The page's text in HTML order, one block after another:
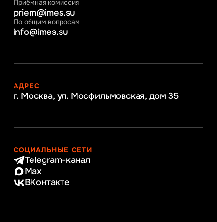
Приёмная комиссия
priem@imes.su
По общим вопросам
info@imes.su
АДРЕС
г. Москва, ул. Мосфильмовская, дом 35
СОЦИАЛЬНЫЕ СЕТИ
Telegram-канал
Max
ВКонтакте